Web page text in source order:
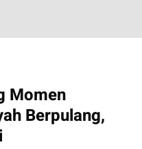
Momen
Berpulang,